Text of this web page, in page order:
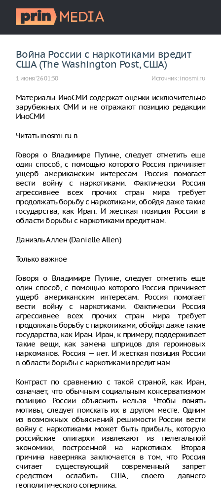
Война России с наркотиками вредит
США (The Washington Post, США)
1 июня ‘26 01:50 Источник:inosmi.ru
Материалы ИноСМИ содержат оценки исключительно
зарубежных СМИ и не отражают позицию редакции
ИноСМИ
Читать inosmi.ru в
Говоря о Владимире Путине, следует отметить еще
один способ, с помощью которого Россия причиняет
ущерб американским интересам. Россия помогает
вести войну с наркотиками. Фактически Россия
агрессивнее всех прочих стран мира требует
продолжать борьбу с наркотиками, обойдя даже такие
государства, как Иран. И жесткая позиция России в
области борьбы с наркотиками вредит нам.
Даниэль Аллен (Danielle Allen)
Только важное
Говоря о Владимире Путине, следует отметить еще
один способ, с помощью которого Россия причиняет
ущерб американским интересам. Россия помогает
вести войну с наркотиками. Фактически Россия
агрессивнее всех прочих стран мира требует
продолжать борьбу с наркотиками, обойдя даже такие
государства, как Иран. Иран, к примеру, поддерживает
такие вещи, как замена шприцов для героиновых
наркоманов. Россия — нет. И жесткая позиция России
в области борьбы с наркотиками вредит нам.
Контраст по сравнению с такой страной, как Иран,
означает, что обычным социальным консерватизмом
позицию России объяснить нельзя. Чтобы понять
мотивы, следует поискать их в другом месте. Одним
из возможных объяснений решимости России вести
войну с наркотиками может быть прибыль, которую
российские олигархи извлекают из нелегальной
экономики, построенной на наркотиках. Вторая
причина наверняка заключается в том, что Россия
считает существующий современный запрет
средством ослабить США, своего давнего
геополитического соперника.